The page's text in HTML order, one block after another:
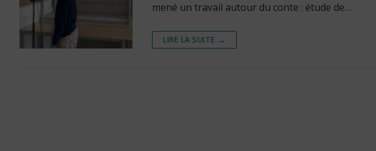
mené un travail autour du conte : étude de…
LIRE LA SUITE →